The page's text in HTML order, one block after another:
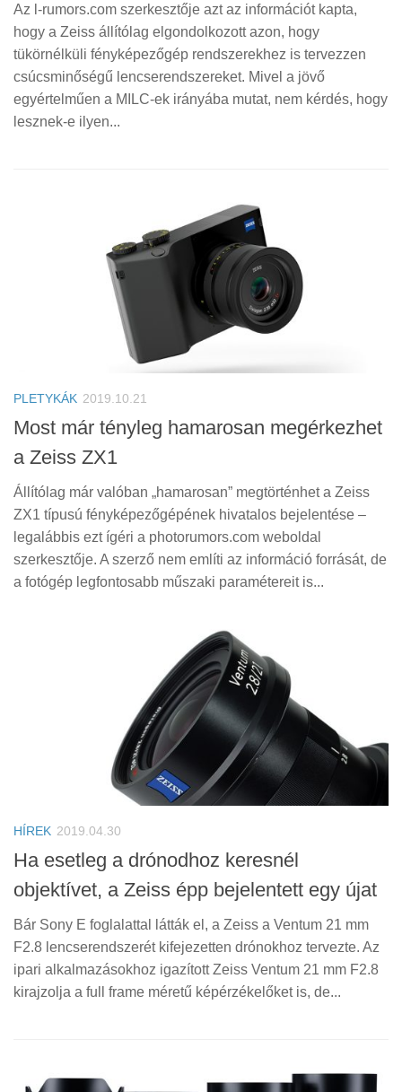
Az l-rumors.com szerkesztője azt az információt kapta,
hogy a Zeiss állítólag elgondolkozott azon, hogy
tükörnélküli fényképezőgép rendszerekhez is tervezzen
csúcsminőségű lencserendszereket. Mivel a jövő
egyértelműen a MILC-ek irányába mutat, nem kérdés, hogy
lesznek-e ilyen...
PLETYKÁK 2019.10.21
Most már tényleg hamarosan megérkezhet
a Zeiss ZX1
Állítólag már valóban „hamarosan” megtörténhet a Zeiss
ZX1 típusú fényképezőgépének hivatalos bejelentése –
legalábbis ezt ígéri a photorumors.com weboldal
szerkesztője. A szerző nem említi az információ forrását, de
a fotógép legfontosabb műszaki paramétereit is...
HÍREK 2019.04.30
Ha esetleg a drónodhoz keresnél
objektívet, a Zeiss épp bejelentett egy újat
Bár Sony E foglalattal látták el, a Zeiss a Ventum 21 mm
F2.8 lencserendszerét kifejezetten drónokhoz tervezte. Az
ipari alkalmazásokhoz igazított Zeiss Ventum 21 mm F2.8
kirajzolja a full frame méretű képérzékelőket is, de...